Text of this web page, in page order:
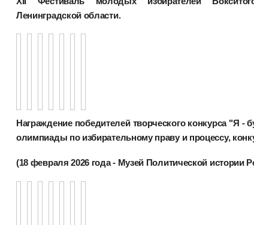
Ленинградской области.
Награждение победителей творческого конкурса "Я -
олимпиады по избирательному праву и процессу,
(18 февраля 2026 года - Музей Политической истории